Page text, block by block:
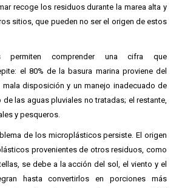
recoge los residuos durante la marea alta y
sitios, que pueden no ser el origen de estos
permiten comprender una cifra que
el 80% de la basura marina proviene del
disposición y un manejo inadecuado de
las aguas pluviales no tratadas; el restante,
y pesqueros.
de los microplásticos persiste. El origen
provenientes de otros residuos, como
se debe a la acción del sol, el viento y el
hasta convertirlos en porciones más